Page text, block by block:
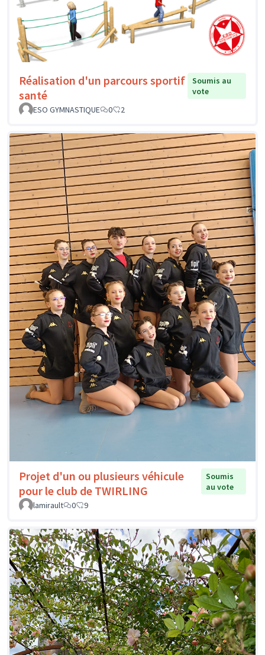
Réalisation d'un parcours sportif
santé
Soumis au
vote
ESO GYMNASTIQUE
0 2
Projet d'un ou plusieurs véhicule
pour le club de TWIRLING
Soumis
au vote
lamirault
0 9